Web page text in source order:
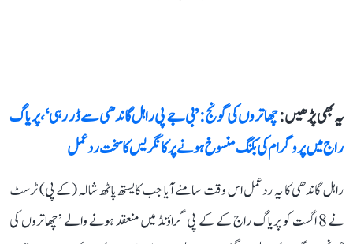
یہ بھی پڑھیں :چھاتروں کی گونج: ’بی جے پی راہل گاندھی سے ڈر رہی‘، پریاگ
راج میں پروگرام کی بکنگ منسوخ ہونے پر کانگریس کا سخت ردعمل
راہل گاندھی کا یہ ردعمل اس وقت سامنے آیا جب کایستھ پاٹھ شالہ (کے پی) ٹرسٹ
نے 8 اگست کو پریاگ راج کے کے پی گراؤنڈ میں منعقد ہونے والے ’چھاتروں کی